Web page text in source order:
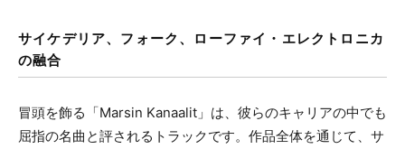
サイケデリア、フォーク、ローファイ・エレクトロニカ
の融合
冒頭を飾る「Marsin Kanaalit」は、彼らのキャリアの中でも
屈指の名曲と評されるトラックです。作品全体を通じて、サ